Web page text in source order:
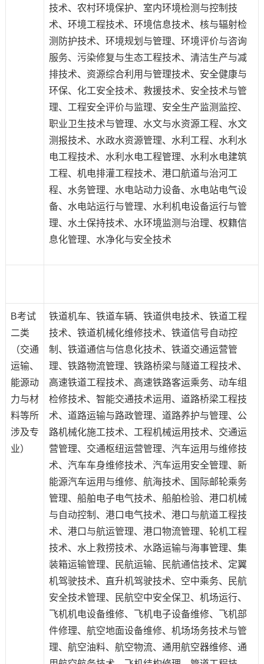
技术、 农村环境保护、 室内环境检测与控制技
术、 环境工程技术、 环境信息技术、 核与辐射检
测防护技术、 环境规划与管理、 环境评价与咨询
服务、 污染修复与生态工程技术、 清洁生产与减
排技术、 资源综合利用与管理技术、 安全健康与
环保、 化工安全技术、 救援技术、 安全技术与管
理、 工程安全评价与监理、 安全生产监测监控、
职业卫生技术与管理、 水文与水资源工程、 水文
测报技术、 水政水资源管理、 水利工程、 水利水
电工程技术、 水利水电工程管理、 水利水电建筑
工程、 机电排灌工程技术、 港口航道与治河工
程、 水务管理、 水电站动力设备、 水电站电气设
备、 水电站运行与管理、 水利机电设备运行与管
理、 水土保持技术、 水环境监测与治理、权籍信
息化管理、水净化与安全技术
B考试
二类
（交通
运输、
能源动
力与材
料等所
涉及专
业）
铁道机车、铁道车辆、铁道供电技术、铁道工程
技术、铁道机械化维修技术、铁道信号自动控
制、铁道通信与信息化技术、铁道交通运营管
理、铁路物流管理、铁路桥梁与隧道工程技术、
高速铁道工程技术、高速铁路客运乘务、动车组
检修技术、智能交通技术运用、道路桥梁工程技
术、道路运输与路政管理、道路养护与管理、公
路机械化施工技术、工程机械运用技术、交通运
营管理、交通枢纽运营管理、汽车运用与维修技
术、汽车车身维修技术、汽车运用安全管理、新
能源汽车运用与维修、航海技术、国际邮轮乘务
管理、船舶电子电气技术、船舶检验、港口机械
与自动控制、港口电气技术、港口与航道工程技
术、港口与航运管理、港口物流管理、轮机工程
技术、水上救捞技术、水路运输与海事管理、集
装箱运输管理、民航运输、民航通信技术、定翼
机驾驶技术、直升机驾驶技术、空中乘务、民航
安全技术管理、民航空中安全保卫、机场运行、
飞机机电设备维修、飞机电子设备维修、飞机部
件修理、航空地面设备维修、机场场务技术与管
理、航空油料、航空物流、通用航空器维修、通